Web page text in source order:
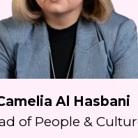
Al Hasbani
of People &